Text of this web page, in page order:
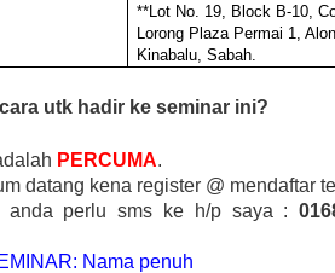
**Lot No. 19, Block B-10,
Lorong Plaza Permai 1,
Kinabalu, Sabah.
utk hadir ke seminar ini?
PERCUMA.
datang kena register @ mendaftar
anda perlu sms ke h/p saya :
Nama penuh